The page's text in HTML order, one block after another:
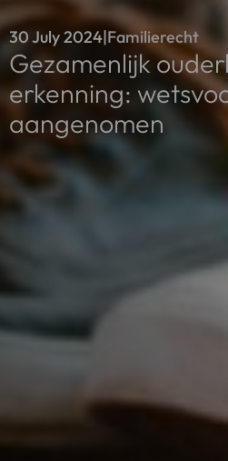
30 July 2024|Familierecht
Gezamenlijk
erkenning:
aangenomen